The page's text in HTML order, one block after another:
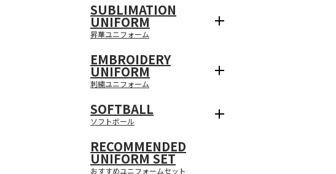
SUBLIMATION
UNIFORM
昇華ユニフォーム
EMBROIDERY
UNIFORM
刺繍ユニフォーム
SOFTBALL
ソフトボール
RECOMMENDED
UNIFORM SET
おすすめユニフォームセット